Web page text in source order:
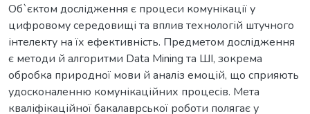
Об`єктом дослідження є процеси комунікації у
цифровому середовищі та вплив технологій штучного
інтелекту на їх ефективність. Предметом дослідження
є методи й алгоритми Data Mining та ШІ, зокрема
обробка природної мови й аналіз емоцій, що сприяють
удосконаленню комунікаційних процесів. Мета
кваліфікаційної бакалаврської роботи полягає у